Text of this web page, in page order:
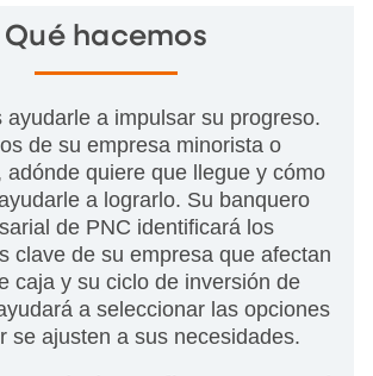
Qué hacemos
ayudarle a impulsar su progreso.
de su empresa minorista o
adónde quiere que llegue y cómo
a lograrlo. Su banquero
de PNC identificará los
clave de su empresa que afectan
caja y su ciclo de inversión de
a seleccionar las opciones
se ajusten a sus necesidades.